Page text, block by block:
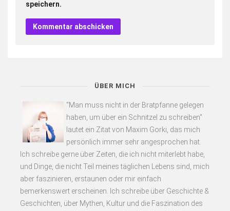
speichern.
ÜBER MICH
"Man muss nicht in der Bratpfanne gelegen
haben, um über ein Schnitzel zu schreiben"
lautet ein Zitat von Maxim Gorki, das mich
persönlich immer sehr angesprochen hat.
Ich schreibe gerne über Zeiten, die ich nicht miterlebt habe,
und Dinge, die nicht Teil meines täglichen Lebens sind, mich
aber faszinieren, erstaunen oder mir einfach
bemerkenswert erscheinen. Ich schreibe über Geschichte &
Geschichten, über Mythen, Kultur und die Faszination des